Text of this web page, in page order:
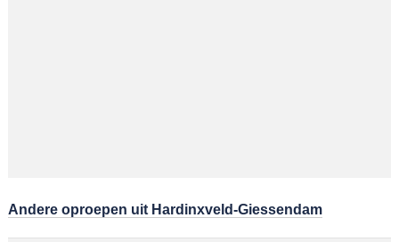
Andere oproepen uit Hardinxveld-Giessendam